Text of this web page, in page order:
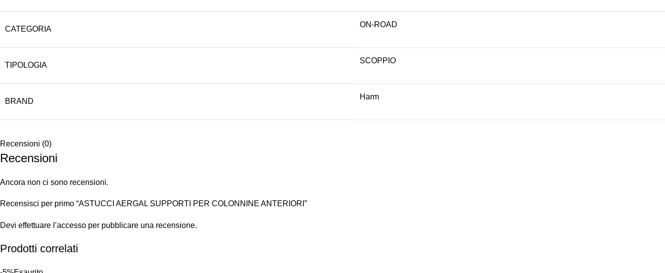
CATEGORIA
ON-ROAD
TIPOLOGIA
SCOPPIO
BRAND
Harm
Recensioni (0)
Recensioni
Ancora non ci sono recensioni.
Recensisci per primo “ASTUCCI AERGAL SUPPORTI PER COLONNINE ANTERIORI”
Devi effettuare l’accesso per pubblicare una recensione.
Prodotti correlati